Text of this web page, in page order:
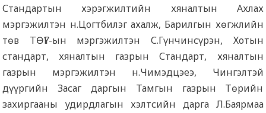
Стандартын хэрэгжилтийн хяналтын Ахлах
мэргэжилтэн н.Цогтбилэг ахалж, Барилгын хөгжлийн
төв ТӨҮГ-ын мэргэжилтэн С.Гүнчинсүрэн, Хотын
стандарт, хяналтын газрын Стандарт, хяналтын
газрын мэргэжилтэн н.Чимэдцэеэ, Чингэлтэй
дүүргийн Засаг даргын Тамгын газрын Төрийн
захиргааны удирдлагын хэлтсийн дарга Л.Баярмаа